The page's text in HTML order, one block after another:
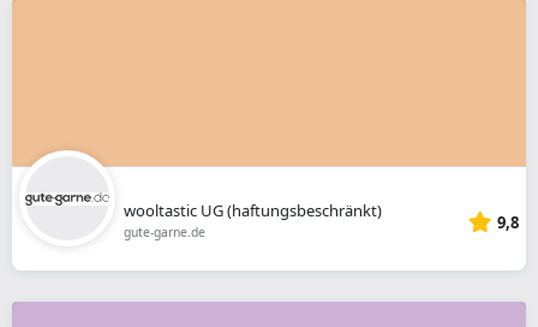
wooltastic UG (haftungsbeschränkt)
gute-garne.de 9,8